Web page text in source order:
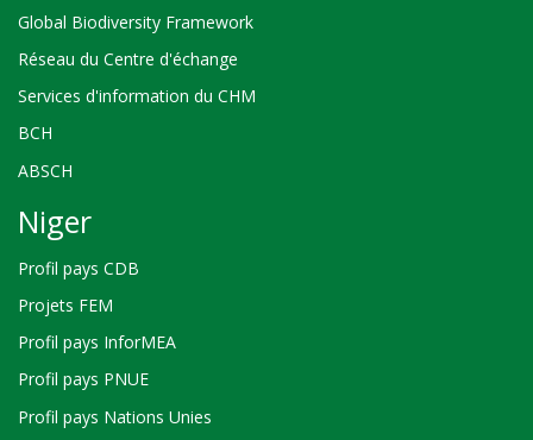
Global Biodiversity Framework
Réseau du Centre d'échange
Services d'information du CHM
BCH
ABSCH
Niger
Profil pays CDB
Projets FEM
Profil pays InforMEA
Profil pays PNUE
Profil pays Nations Unies